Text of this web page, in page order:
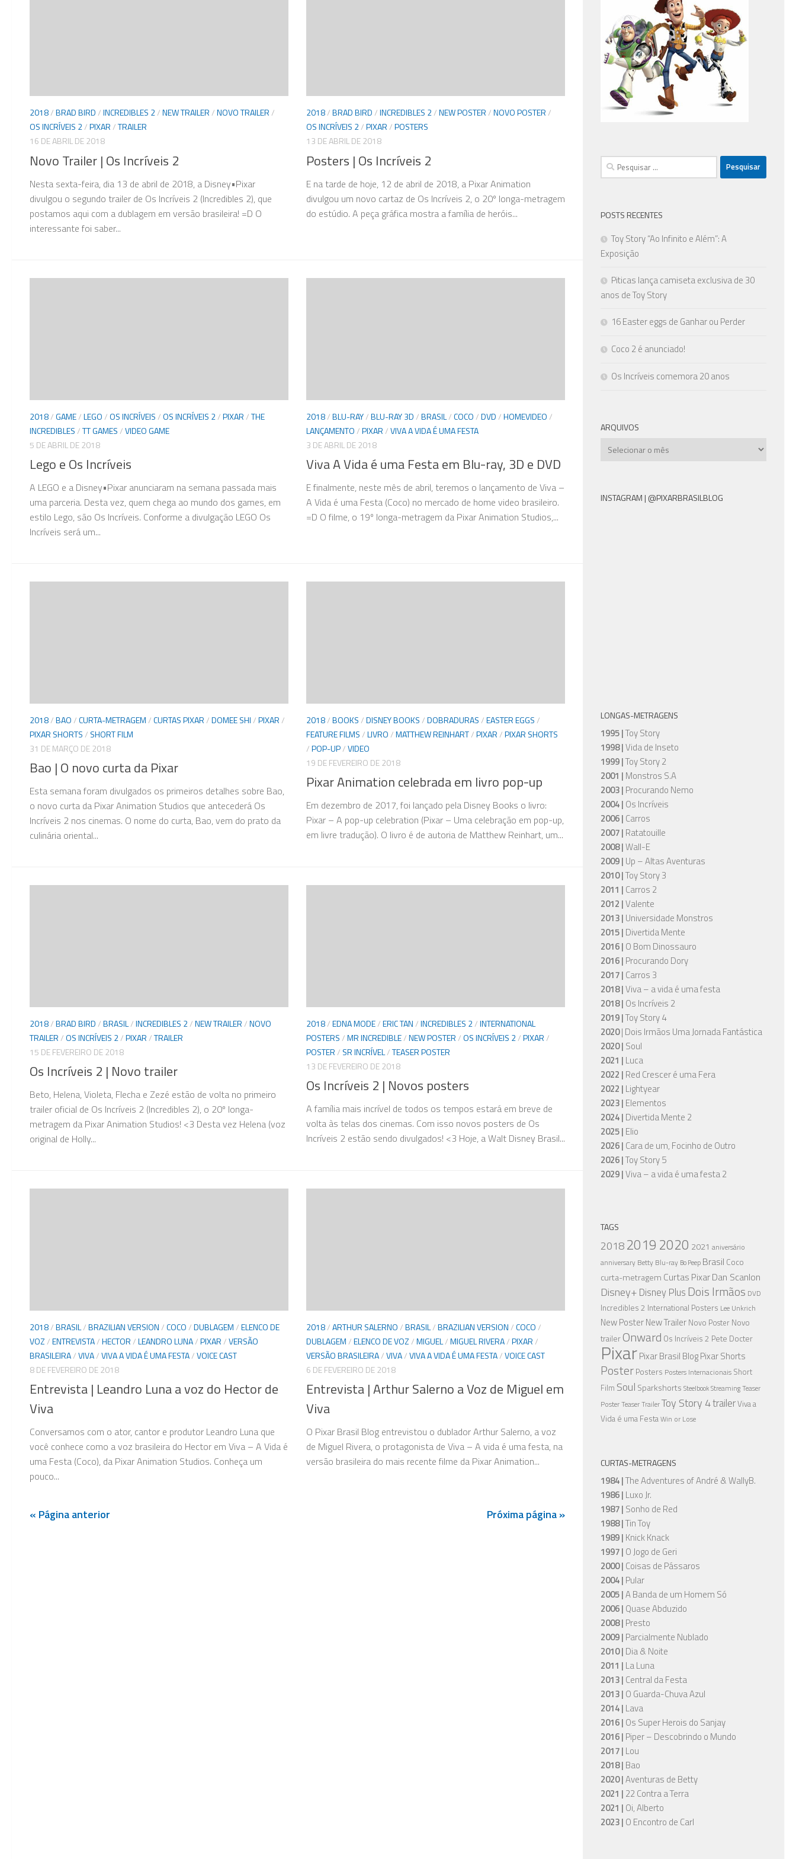
2018/BRAD BIRD/INCREDIBLES 2/NEW TRAILER/NOVO TRAILER/
OS INCRÍVEIS 2/PIXAR/TRAILER
16 DE ABRIL DE 2018
Novo Trailer | Os Incríveis 2
Nesta sexta-feira, dia 13 de abril de 2018, a Disney•Pixar
divulgou o segundo trailer de Os Incríveis 2 (Incredibles 2), que
postamos aqui com a dublagem em versão brasileira! =D O
interessante foi saber...
2018/BRAD BIRD/INCREDIBLES 2/NEW POSTER/NOVO POSTER/
OS INCRÍVEIS 2/PIXAR/POSTERS
13 DE ABRIL DE 2018
Posters | Os Incríveis 2
E na tarde de hoje, 12 de abril de 2018, a Pixar Animation
divulgou um novo cartaz de Os Incríveis 2, o 20º longa-metragem
do estúdio. A peça gráfica mostra a família de heróis...
2018/GAME/LEGO/OS INCRÍVEIS/OS INCRÍVEIS 2/PIXAR/THE
INCREDIBLES/TT GAMES/VIDEO GAME
5 DE ABRIL DE 2018
Lego e Os Incríveis
A LEGO e a Disney•Pixar anunciaram na semana passada mais
uma parceria. Desta vez, quem chega ao mundo dos games, em
estilo Lego, são Os Incríveis. Conforme a divulgação LEGO Os
Incríveis será um...
2018/BLU-RAY/BLU-RAY 3D/BRASIL/COCO/DVD/HOMEVIDEO/
LANÇAMENTO/PIXAR/VIVA A VIDA É UMA FESTA
3 DE ABRIL DE 2018
Viva A Vida é uma Festa em Blu-ray, 3D e DVD
E finalmente, neste mês de abril, teremos o lançamento de Viva –
A Vida é uma Festa (Coco) no mercado de home video brasileiro.
=D O filme, o 19º longa-metragem da Pixar Animation Studios,...
2018/BAO/CURTA-METRAGEM/CURTAS PIXAR/DOMEE SHI/PIXAR/
PIXAR SHORTS/ SHORT FILM
31 DE MARÇO DE 2018
Bao | O novo curta da Pixar
Esta semana foram divulgados os primeiros detalhes sobre Bao,
o novo curta da Pixar Animation Studios que antecederá Os
Incríveis 2 nos cinemas. O nome do curta, Bao, vem do prato da
culinária oriental...
2018/BOOKS/DISNEY BOOKS/DOBRADURAS/EASTER EGGS/
FEATURE FILMS/LIVRO/MATTHEW REINHART/PIXAR/PIXAR SHORTS
/POP-UP/VIDEO
19 DE FEVEREIRO DE 2018
Pixar Animation celebrada em livro pop-up
Em dezembro de 2017, foi lançado pela Disney Books o livro:
Pixar – A pop-up celebration (Pixar – Uma celebração em pop-up,
em livre tradução). O livro é de autoria de Matthew Reinhart, um...
2018/BRAD BIRD/BRASIL/INCREDIBLES 2/NEW TRAILER/NOVO
TRAILER/OS INCRÍVEIS 2/PIXAR/TRAILER
15 DE FEVEREIRO DE 2018
Os Incríveis 2 | Novo trailer
Beto, Helena, Violeta, Flecha e Zezé estão de volta no primeiro
trailer oficial de Os Incríveis 2 (Incredibles 2), o 20º longa-
metragem da Pixar Animation Studios! <3 Desta vez Helena (voz
original de Holly...
2018/EDNA MODE/ERIC TAN/INCREDIBLES 2/INTERNATIONAL
POSTERS/MR INCREDIBLE/NEW POSTER/OS INCRÍVEIS 2/PIXAR/
POSTER/ SR INCRÍVEL/TEASER POSTER
13 DE FEVEREIRO DE 2018
Os Incríveis 2 | Novos posters
A família mais incrível de todos os tempos estará em breve de
volta às telas dos cinemas. Com isso novos posters de Os
Incríveis 2 estão sendo divulgados! <3 Hoje, a Walt Disney Brasil...
2018/BRASIL/BRAZILIAN VERSION/COCO/DUBLAGEM/ELENCO DE
VOZ/ENTREVISTA/HECTOR/LEANDRO LUNA/PIXAR/VERSÃO
BRASILEIRA/VIVA/VIVA A VIDA É UMA FESTA/VOICE CAST
8 DE FEVEREIRO DE 2018
Entrevista | Leandro Luna a voz do Hector de
Viva
Conversamos com o ator, cantor e produtor Leandro Luna que
você conhece como a voz brasileira do Hector em Viva – A Vida é
uma Festa (Coco), da Pixar Animation Studios. Conheça um
pouco...
2018/ARTHUR SALERNO/BRASIL/BRAZILIAN VERSION/COCO/
DUBLAGEM/ELENCO DE VOZ/MIGUEL/MIGUEL RIVERA/PIXAR/
VERSÃO BRASILEIRA/VIVA/VIVA A VIDA É UMA FESTA/VOICE CAST
6 DE FEVEREIRO DE 2018
Entrevista | Arthur Salerno a Voz de Miguel em
Viva
O Pixar Brasil Blog entrevistou o dublador Arthur Salerno, a voz
de Miguel Rivera, o protagonista de Viva – A vida é uma festa, na
versão brasileira do mais recente filme da Pixar Animation...
« Página anterior Próxima página »
Pesquisar
por:
POSTS RECENTES
Toy Story “Ao Infinito e Além”: A
Exposição
Piticas lança camiseta exclusiva de 30
anos de Toy Story
16 Easter eggs de Ganhar ou Perder
Coco 2 é anunciado!
Os Incríveis comemora 20 anos
ARQUIVOS
Arquivos
INSTAGRAM | @PIXARBRASILBLOG
LONGAS-METRAGENS
1995 |Toy Story
1998 |Vida de Inseto
1999 |Toy Story 2
2001 | Monstros S.A
2003 | Procurando Nemo
2004 | Os Incríveis
2006 | Carros
2007 | Ratatouille
2008 |Wall-E
2009 | Up – Altas Aventuras
2010 |Toy Story 3
2011 | Carros 2
2012 |Valente
2013 | Universidade Monstros
2015 | Divertida Mente
2016 | O Bom Dinossauro
2016 | Procurando Dory
2017 | Carros 3
2018 |Viva – a vida é uma festa
2018 | Os Incríveis 2
2019 |Toy Story 4
2020| Dois Irmãos Uma Jornada Fantástica
2020 | Soul
2021 | Luca
2022 | Red Crescer é uma Fera
2022 | Lightyear
2023 | Elementos
2024 | Divertida Mente 2
2025 | Elio
2026 | Cara de um, Focinho de Outro
2026 |Toy Story 5
2029 |Viva – a vida é uma festa 2
TAGS
20182019 2020 2021 aniversário
anniversary Betty Blu-ray Bo Peep Brasil Coco
curta-metragem Curtas PixarDan Scanlon
Disney+ Disney Plus Dois Irmãos DVD
Incredibles 2 International Posters Lee Unkrich
New PosterNew Trailer Novo Poster Novo
trailer Onward Os Incríveis 2 Pete Docter
PixarPixar Brasil BlogPixar Shorts
Poster Posters Posters Internacionais Short
Film Soul Sparkshorts SteelbookStreamingTeaser
PosterTeaser TrailerToy Story 4trailerViva a
Vida é uma FestaWin or Lose
CURTAS-METRAGENS
1984 |The Adventures of André & WallyB.
1986 | Luxo Jr.
1987 | Sonho de Red
1988 |Tin Toy
1989 | Knick Knack
1997 | O Jogo de Geri
2000 | Coisas de Pássaros
2004 | Pular
2005 |A Banda de um Homem Só
2006 | Quase Abduzido
2008 | Presto
2009 | Parcialmente Nublado
2010 | Dia & Noite
2011 | La Luna
2013 | Central da Festa
2013 | O Guarda-Chuva Azul
2014 | Lava
2016 | Os Super Herois do Sanjay
2016 | Piper – Descobrindo o Mundo
2017 | Lou
2018 | Bao
2020 |Aventuras de Betty
2021 | 22 Contra a Terra
2021 | Oi, Alberto
2023 | O Encontro de Carl